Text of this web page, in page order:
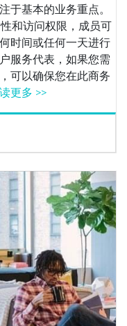
于基本的业务重点。
和访问权限，成员可
时间或任何一天进行
服务代表，如果您需
可以确保您在此商务
更多 >>